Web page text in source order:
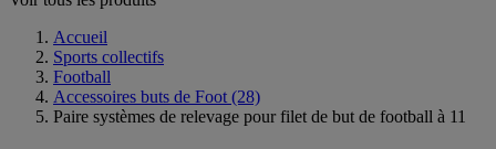
Accueil
Sports collectifs
Football
Accessoires buts de Foot (28)
Paire systèmes de relevage pour filet de but de football à 11